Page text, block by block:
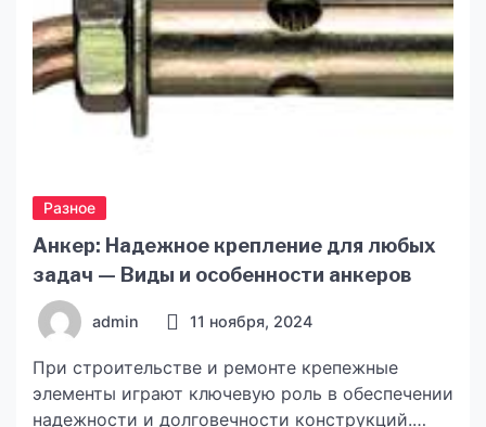
Разное
Анкер: Надежное крепление для любых
задач — Виды и особенности анкеров
admin 11 ноября, 2024
При строительстве и ремонте крепежные
элементы играют ключевую роль в обеспечении
надежности и долговечности конструкций.